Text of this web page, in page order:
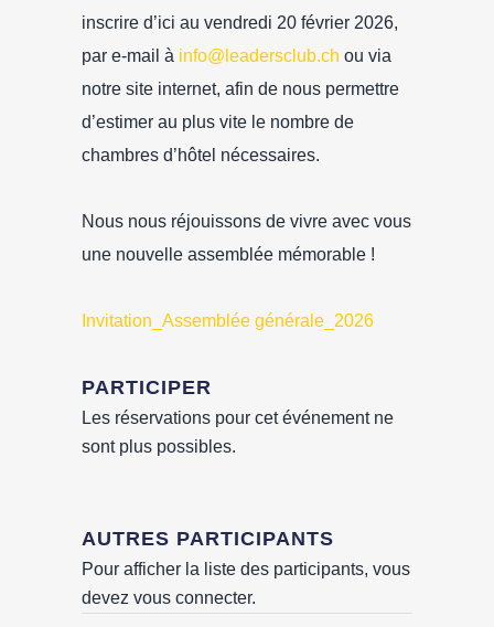
inscrire d’ici au vendredi 20 février 2026,
par e-mail à info@leadersclub.ch ou via
notre site internet, afin de nous permettre
d’estimer au plus vite le nombre de
chambres d’hôtel nécessaires.
Nous nous réjouissons de vivre avec vous
une nouvelle assemblée mémorable !
Invitation_Assemblée générale_2026
PARTICIPER
Les réservations pour cet événement ne
sont plus possibles.
AUTRES PARTICIPANTS
Pour afficher la liste des participants, vous
devez vous connecter.